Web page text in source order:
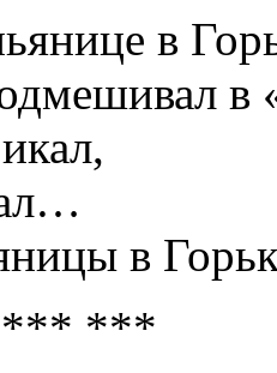
в
в
в
***